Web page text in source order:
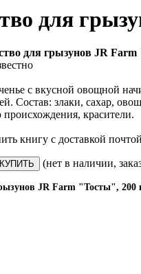
для
для грызунов JR
с вкусной овощной
Состав: злаки, сахар,
происхождения, красители.
книгу с доставкой
(нет в наличии,
JR Farm "Тосты", 200